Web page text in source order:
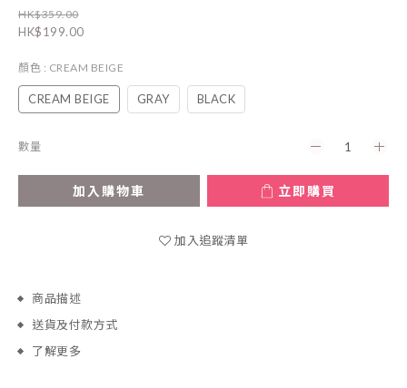
HK$359.00
HK$199.00
顏色 : CREAM BEIGE
CREAM BEIGE GRAY BLACK
數量
加入購物車 立即購買
加入追蹤清單
商品描述
送貨及付款方式
了解更多